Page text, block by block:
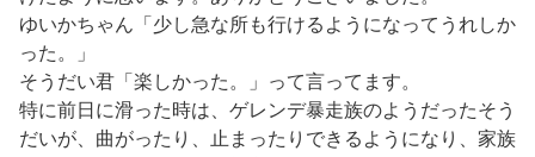
ゆいかちゃん「少し急な所も行けるようになってうれしか
った。」
そうだい君「楽しかった。」って言ってます。
特に前日に滑った時は、ゲレンデ暴走族のようだったそう
だいが、曲がったり、止まったりできるようになり、家族